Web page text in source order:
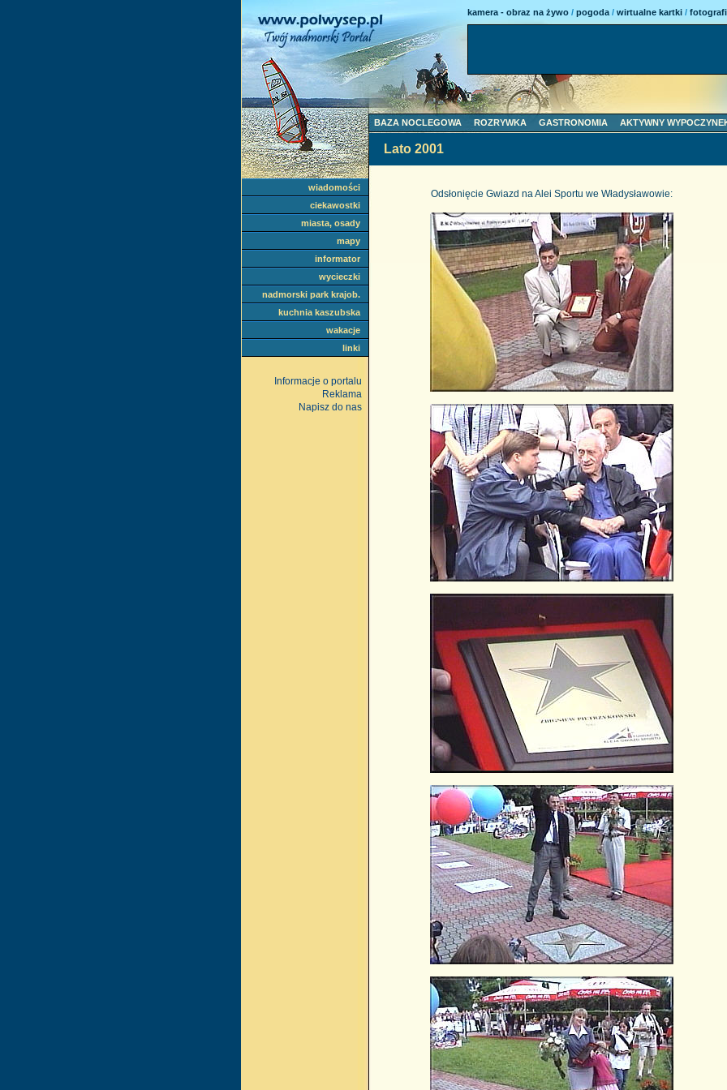
Odsłonięcie Gwiazd na Alei Sportu we Władysławowie:
kamera - obraz na żywo / pogoda / wirtualne kartki /
BAZA NOCLEGOWA ROZRYWKA GASTRONOMIA AKTYWNY
wiadomości
ciekawostki
miasta, osady
mapy
informator
wycieczki
nadmorski park krajob.
kuchnia kaszubska
wakacje
linki
Informacje o portalu
Reklama
Napisz do nas
Lato 2001